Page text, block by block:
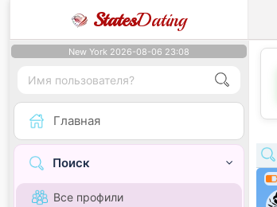
StatesDating
New York 2026-08-06 23:08
Главная
Поиск
Все профили